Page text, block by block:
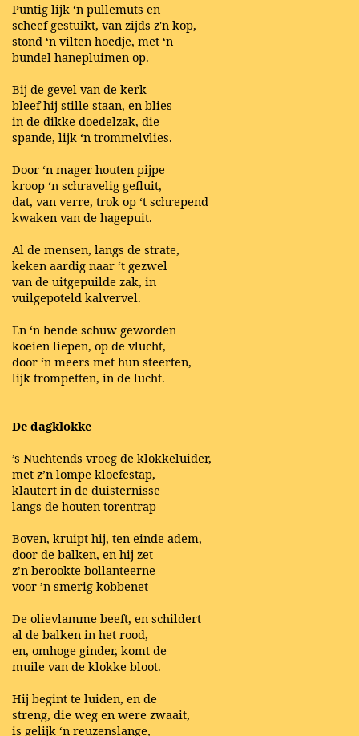
Puntig lijk ‘n pullemuts en
scheef gestuikt, van zijds z'n kop,
stond ‘n vilten hoedje, met ‘n
bundel hanepluimen op.
Bij de gevel van de kerk
bleef hij stille staan, en blies
in de dikke doedelzak, die
spande, lijk ‘n trommelvlies.
Door ‘n mager houten pijpe
kroop ‘n schravelig gefluit,
dat, van verre, trok op ‘t schrepend
kwaken van de hagepuit.
Al de mensen, langs de strate,
keken aardig naar ‘t gezwel
van de uitgepuilde zak, in
vuilgepoteld kalvervel.
En ‘n bende schuw geworden
koeien liepen, op de vlucht,
door ‘n meers met hun steerten,
lijk trompetten, in de lucht.
De dagklokke
’s Nuchtends vroeg de klokkeluider,
met z’n lompe kloefestap,
klautert in de duisternisse
langs de houten torentrap
Boven, kruipt hij, ten einde adem,
door de balken, en hij zet
z’n berookte bollanteerne
voor ’n smerig kobbenet
De olievlamme beeft, en schildert
al de balken in het rood,
en, omhoge ginder, komt de
muile van de klokke bloot.
Hij begint te luiden, en de
streng, die weg en were zwaait,
is gelijk ‘n reuzenslange,